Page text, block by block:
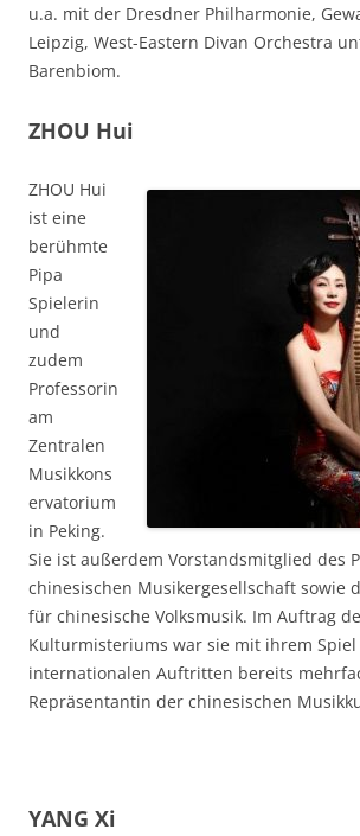
u.a. mit der Dresdner Philharmonie,
Leipzig, West-Eastern Divan Orchestra
Barenbiom.
ZHOU Hui
ZHOU Hui
ist eine
berühmte
Pipa
Spielerin
und
zudem
Professorin
am
Zentralen
Musikkons
ervatorium
in Peking.
Sie ist außerdem Vorstandsmitglied des
chinesischen Musikergesellschaft sowie
für chinesische Volksmusik. Im Auftrag
Kulturmisteriums war sie mit ihrem Spiel
internationalen Auftritten bereits
Repräsentantin der chinesischen
YANG Xi